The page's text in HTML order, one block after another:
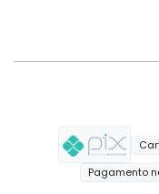
Pagamento